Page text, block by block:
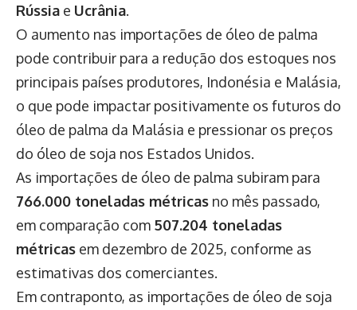
Rússia e Ucrânia.
O aumento nas importações de óleo de palma
pode contribuir para a redução dos estoques nos
principais países produtores, Indonésia e Malásia,
o que pode impactar positivamente os futuros do
óleo de palma da Malásia e pressionar os preços
do óleo de soja nos Estados Unidos.
As importações de óleo de palma subiram para
766.000 toneladas métricas no mês passado,
em comparação com 507.204 toneladas
métricas em dezembro de 2025, conforme as
estimativas dos comerciantes.
Em contraponto, as importações de óleo de soja